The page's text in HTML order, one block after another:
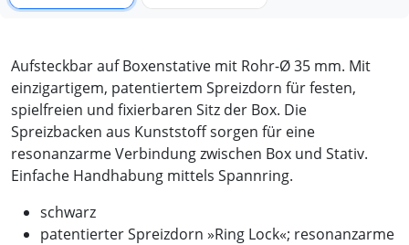
Aufsteckbar auf Boxenstative mit Rohr-Ø 35 mm. Mit
einzigartigem, patentiertem Spreizdorn für festen,
spielfreien und fixierbaren Sitz der Box. Die
Spreizbacken aus Kunststoff sorgen für eine
resonanzarme Verbindung zwischen Box und Stativ.
Einfache Handhabung mittels Spannring.
schwarz
patentierter Spreizdorn »Ring Lock«; resonanzarme